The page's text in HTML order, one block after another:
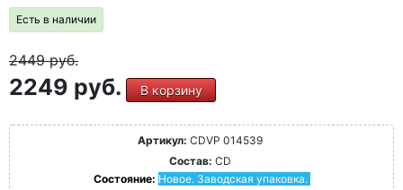
Есть в наличии
2449руб.
2249 руб. В корзину
Артикул: CDVP 014539
Состав: CD
Состояние: Новое. Заводская упаковка.